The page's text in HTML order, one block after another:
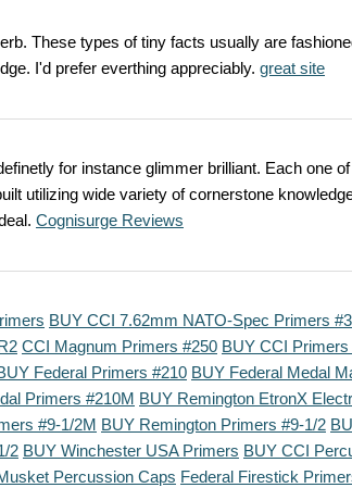
These types of tiny facts usually are
I'd prefer everthing appreciably. great site
for instance glimmer brilliant. Each one
utilizing wide variety of cornerstone
Cognisurge Reviews
BUY CCI 7.62mm NATO-Spec Primers
CCI Magnum Primers #250 BUY CCI Primers
Federal Primers #210 BUY Federal Medal
Primers #210M BUY Remington EtronX
#9-1/2M BUY Remington Primers #9-1/2
2 BUY Winchester USA Primers BUY CCI
Percussion Caps Federal Firestick